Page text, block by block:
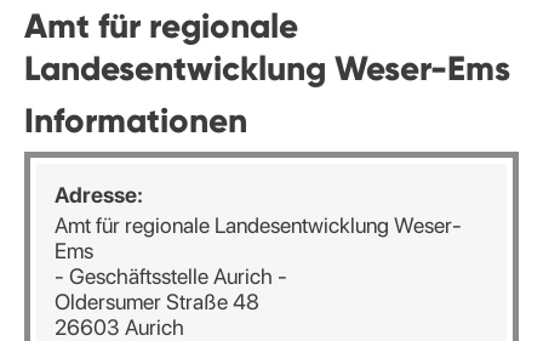
Amt für regionale
Landesentwicklung Weser-Ems
Informationen
Adresse:
Amt für regionale Landesentwicklung Weser-
Ems
- Geschäftsstelle Aurich -
Oldersumer Straße 48
26603 Aurich